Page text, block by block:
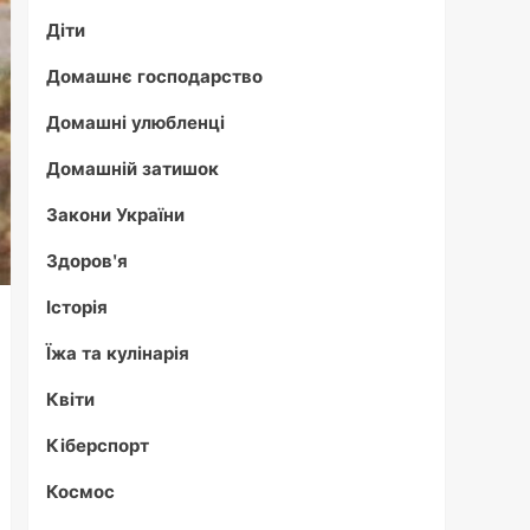
Діти
Домашнє господарство
Домашні улюбленці
Домашній затишок
Закони України
Здоров'я
Історія
Їжа та кулінарія
Квіти
Кіберспорт
Космос